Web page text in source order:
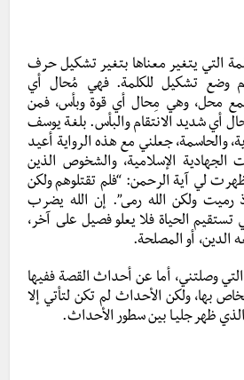
التي يتغير معناها بتغير تشكيل حرف
وضع تشكيل للكلمة. فهي مُحال أي
محل، وهي مِحال أي قوة وبأس، فمن
أي شديد الانتقام والبأس. بلغة يوسف
والحاسمة، جعلني مع هذه الرواية أعيد
الجهادية الإسلامية، والشخوص الذين
لي آية الرحمن: “فلم تقتلوهم ولكن
رميت ولكن الله رمى”. إن الله يضرب
كي تستقيم الحياة فلا يعلو فصيل على آخر،
الدين، أو المصلحة.
وصلتني، أما عن أحداث القصة ففيها
بها، ولكن الأحداث لم تكن لتأتي إلا
ظهر جليـا بين سطور الأحداث.